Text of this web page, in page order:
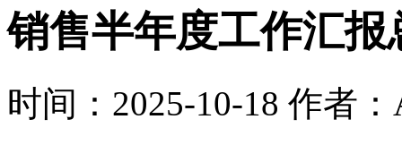
销售半年度工作汇报
时间：2025-10-18 作者：